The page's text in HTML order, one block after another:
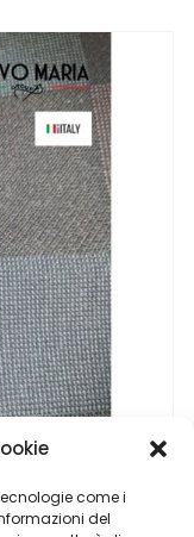
come i
del